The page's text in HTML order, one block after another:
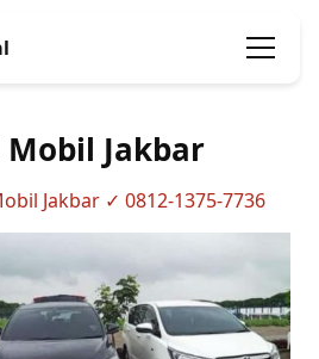
Mobil Jakbar
Jakbar ✓ 0812-1375-7736